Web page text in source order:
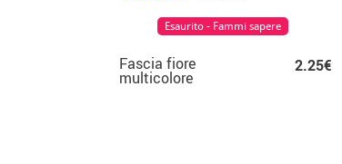
Fascia fiore
multicolore
2.25€
Esaurito - Fammi sapere